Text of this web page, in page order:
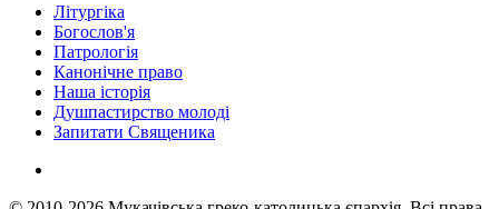
Літургіка
Богослов'я
Патрологія
Канонічне право
Наша історія
Душпастирство молоді
Запитати Священика